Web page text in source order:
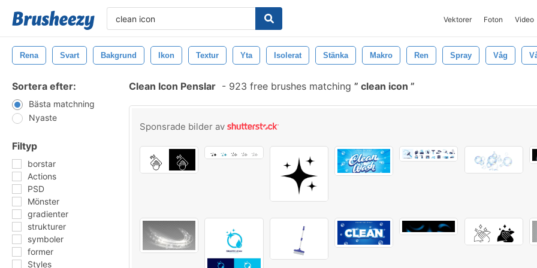
Vektorer Foton Video
Rena Svart Bakgrund Ikon Textur Yta Isolerat Stänka Makro Ren Spray Våg
Sortera efter:
Bästa matchning
Nyaste
Filtyp
borstar
Actions
PSD
Mönster
gradienter
strukturer
symboler
former
Styles
Clean Icon Penslar - 923 free brushes matching clean icon
Sponsrade bilder av